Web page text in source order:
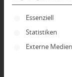
Dein
An Diskussion
Hinterlassen Sie
Es folgt eine
Essenziell
Statistiken
Externe Medien